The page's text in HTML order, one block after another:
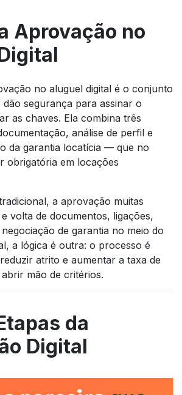
Aprovação no
no aluguel digital é o conjunto
dão segurança para assinar o
as chaves. Ela combina três
análise de perfil e
da garantia locatícia — que no
obrigatória em locações
a aprovação muitas
volta de documentos, ligações,
de garantia no meio do
a lógica é outra: o processo é
atrito e aumentar a taxa de
mão de critérios.
da
Digital